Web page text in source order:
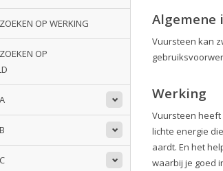
OP WERKING
OP
Vuursteen kan
Werking
Vuursteen heeft
lichte energie
aardt. En het
waarbij je goed